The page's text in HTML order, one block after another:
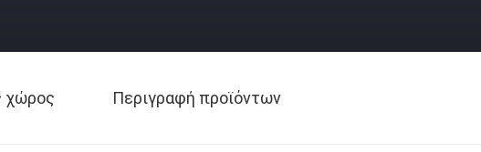
χώρος Περιγραφή προϊόντων